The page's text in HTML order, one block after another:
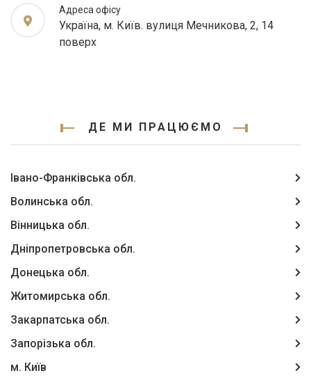
Адреса офісу
Україна, м. Київ. вулиця Мечникова, 2, 14
поверх
ДЕ МИ ПРАЦЮЄМО
Івано-Франківська обл.
Волинська обл.
Вінницька обл.
Дніпропетровська обл.
Донецька обл.
Житомирська обл.
Закарпатська обл.
Запорізька обл.
м. Київ